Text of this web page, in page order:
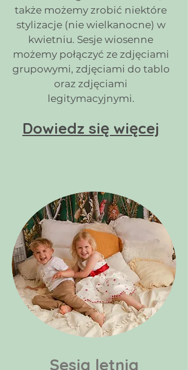
także możemy zrobić niektóre
stylizacje (nie wielkanocne) w
kwietniu. Sesje wiosenne
możemy połączyć ze zdjęciami
grupowymi, zdjęciami do tablo
oraz zdjęciami
legitymacyjnymi.
Dowiedz się więcej
Sesja letnia